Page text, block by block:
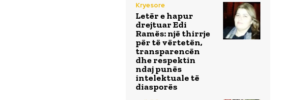
Kryesore
Letër e hapur
drejtuar Edi
Ramës: një thirrje
për të vërtetën,
transparencën
dhe respektin
ndaj punës
intelektuale të
diasporës